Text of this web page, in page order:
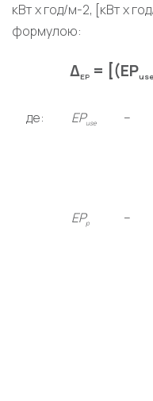
кВт х год/м-2, [кВт х
формулою:
ΔEP = [(EPuse
де: EPuse –
EPp –